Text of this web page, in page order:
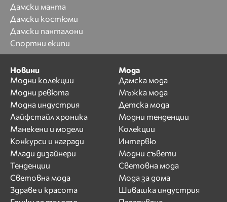
Дамски манта
Дамски костюми
Дамски панталони
Спортни екипи
Новини
Модни колекции
Модни ревюта
Модна индустрия
Лайфстайл хроника
Манекени и модели
Конкурси и награди
Млади дизайнери
Тенденции
Световна мода
Здраве и красота
Мода
Дамска мода
Мъжка мода
Детска мода
Модни тенденции
Колекции
Интервю
Модни съвети
Световна мода
Мода за дома
Шивашка индустрия